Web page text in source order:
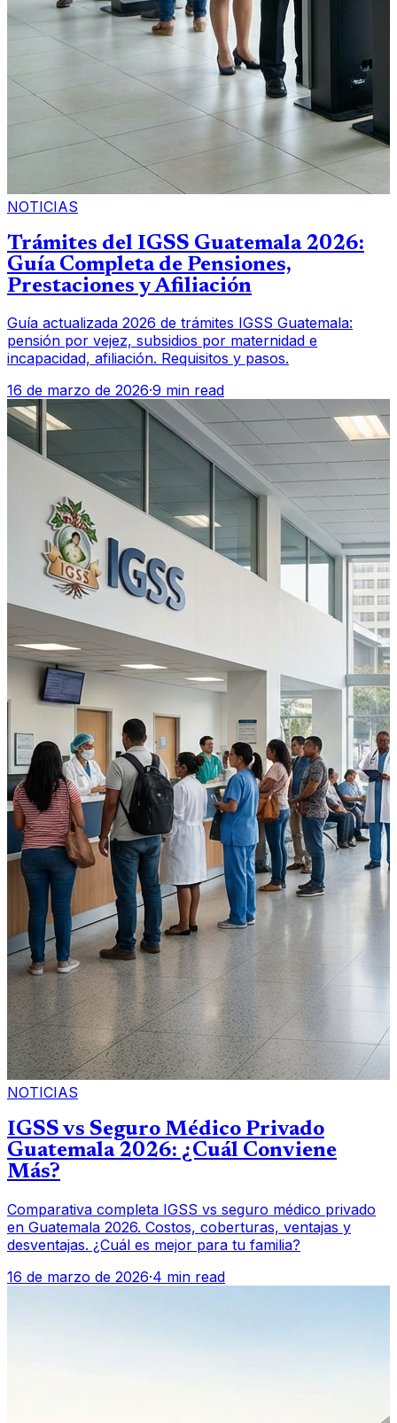
NOTICIAS
Trámites del IGSS Guatemala 2026:
Guía Completa de Pensiones,
Prestaciones y Afiliación
Guía actualizada 2026 de trámites IGSS Guatemala:
pensión por vejez, subsidios por maternidad e
incapacidad, afiliación. Requisitos y pasos.
16 de marzo de 2026·9 min read
NOTICIAS
IGSS vs Seguro Médico Privado
Guatemala 2026: ¿Cuál Conviene
Más?
Comparativa completa IGSS vs seguro médico privado
en Guatemala 2026. Costos, coberturas, ventajas y
desventajas. ¿Cuál es mejor para tu familia?
16 de marzo de 2026·4 min read